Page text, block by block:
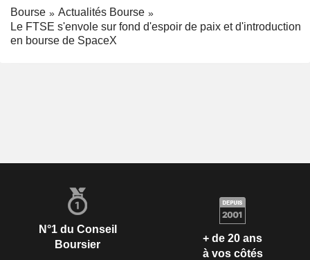
Bourse
Actualités Bourse
Le FTSE s'envole sur fond d'espoir de paix et d'introduction
en bourse de SpaceX
N°1 du Conseil
Boursier
+ de 20 ans
à vos côtés